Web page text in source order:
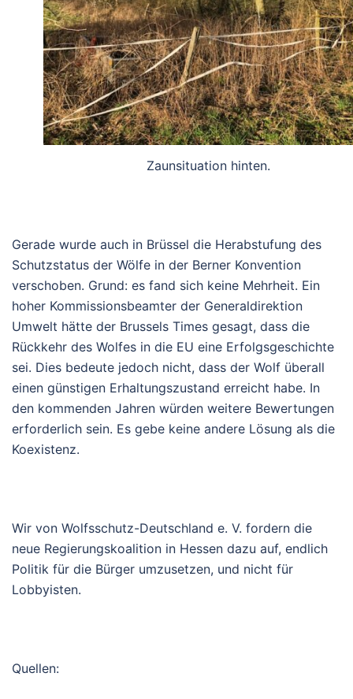
Zaunsituation hinten.
Gerade wurde auch in Brüssel die Herabstufung des
Schutzstatus der Wölfe in der Berner Konvention
verschoben. Grund: es fand sich keine Mehrheit. Ein
hoher Kommissionsbeamter der Generaldirektion
Umwelt hätte der Brussels Times gesagt, dass die
Rückkehr des Wolfes in die EU eine Erfolgsgeschichte
sei. Dies bedeute jedoch nicht, dass der Wolf überall
einen günstigen Erhaltungszustand erreicht habe. In
den kommenden Jahren würden weitere Bewertungen
erforderlich sein. Es gebe keine andere Lösung als die
Koexistenz.
Wir von Wolfsschutz-Deutschland e. V. fordern die
neue Regierungskoalition in Hessen dazu auf, endlich
Politik für die Bürger umzusetzen, und nicht für
Lobbyisten.
Quellen: